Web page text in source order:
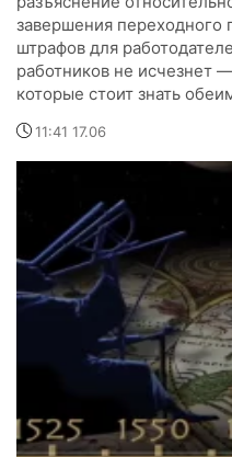
завершения переходного
штрафов для
работников не исчезнет
которые стоит знать
11:41 17.06